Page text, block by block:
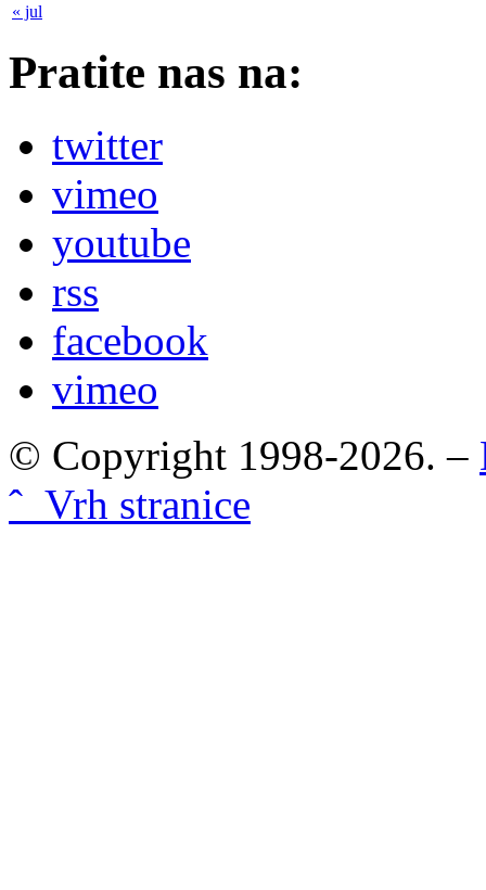
« jul
Pratite nas na:
twitter
vimeo
youtube
rss
facebook
vimeo
© Copyright 1998-2026. –
ˆ Vrh stranice